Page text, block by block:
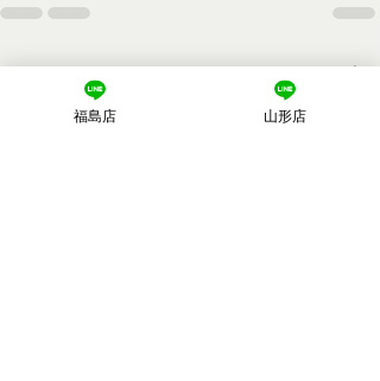
最新記事 すべて表示
福島店 山形店